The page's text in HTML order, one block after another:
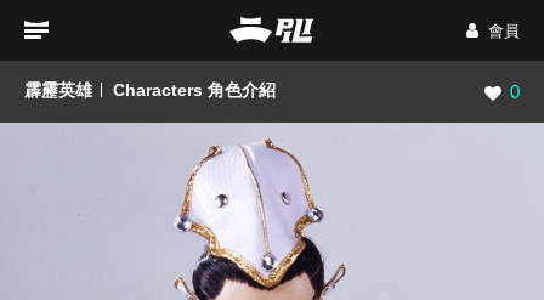
會員
霹靂英雄 Characters 角色介紹 瀏覽
0